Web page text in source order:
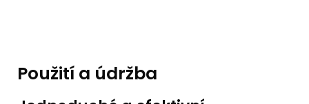
Použití a údržba